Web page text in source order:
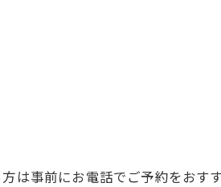
は事前にお電話でご予約をおす